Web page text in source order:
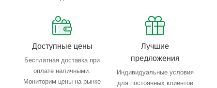
Доступные цены
Бесплатная доставка при
оплате наличными.
Мониторим цены на рынке
Лучшие
предложения
Индивидуальные условия
для постоянных клиентов